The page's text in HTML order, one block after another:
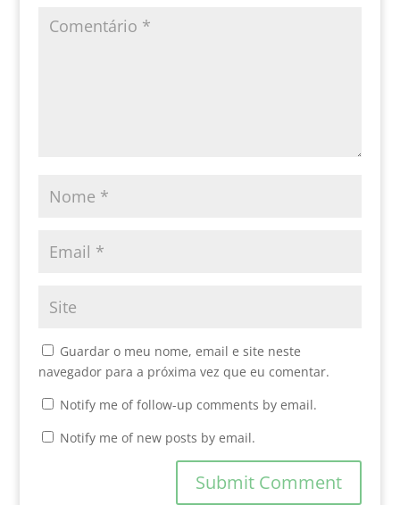
Guardar o meu nome, email e site neste
navegador para a próxima vez que eu comentar.
Notify me of follow-up comments by email.
Notify me of new posts by email.